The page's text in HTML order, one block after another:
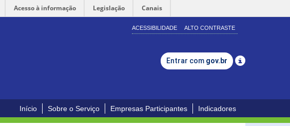
Acesso à informação Legislação Canais
ACESSIBILIDADE ALTO CONTRASTE
Entrar com gov.br
Início Sobre o Serviço Empresas Participantes Indicadores